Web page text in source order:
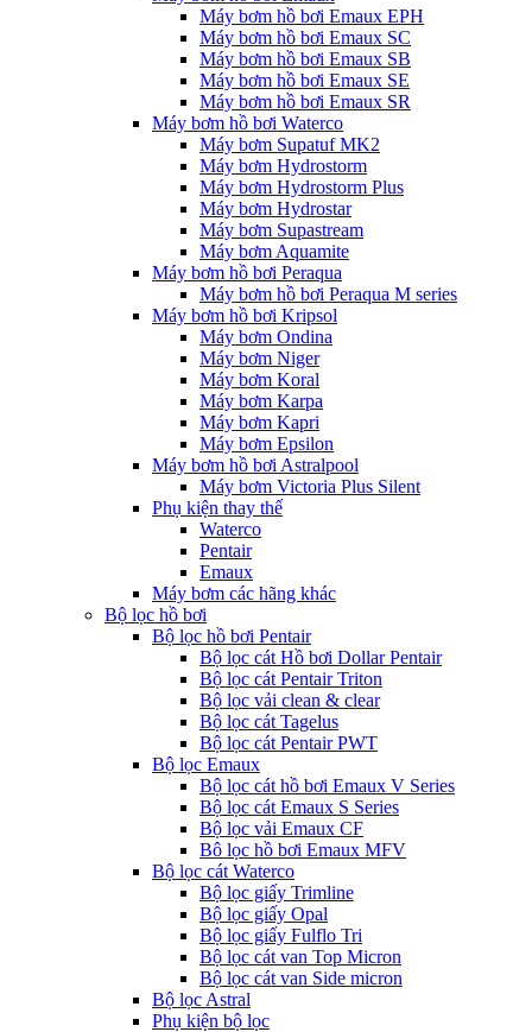
Máy bơm hồ bơi Emaux EPH
Máy bơm hồ bơi Emaux SC
Máy bơm hồ bơi Emaux SB
Máy bơm hồ bơi Emaux SE
Máy bơm hồ bơi Emaux SR
Máy bơm hồ bơi Waterco
Máy bơm Supatuf MK2
Máy bơm Hydrostorm
Máy bơm Hydrostorm Plus
Máy bơm Hydrostar
Máy bơm Supastream
Máy bơm Aquamite
Máy bơm hồ bơi Peraqua
Máy bơm hồ bơi Peraqua M series
Máy bơm hồ bơi Kripsol
Máy bơm Ondina
Máy bơm Niger
Máy bơm Koral
Máy bơm Karpa
Máy bơm Kapri
Máy bơm Epsilon
Máy bơm hồ bơi Astralpool
Máy bơm Victoria Plus Silent
Phụ kiện thay thế
Waterco
Pentair
Emaux
Máy bơm các hãng khác
Bộ lọc hồ bơi
Bộ lọc hồ bơi Pentair
Bộ lọc cát Hồ bơi Dollar Pentair
Bộ lọc cát Pentair Triton
Bộ lọc vải clean & clear
Bộ lọc cát Tagelus
Bộ lọc cát Pentair PWT
Bộ lọc Emaux
Bộ lọc cát hồ bơi Emaux V Series
Bộ lọc cát Emaux S Series
Bộ lọc vải Emaux CF
Bô lọc hồ bơi Emaux MFV
Bộ lọc cát Waterco
Bộ lọc giấy Trimline
Bộ lọc giấy Opal
Bộ lọc giấy Fulflo Tri
Bộ lọc cát van Top Micron
Bộ lọc cát van Side micron
Bộ lọc Astral
Phụ kiện bộ lọc